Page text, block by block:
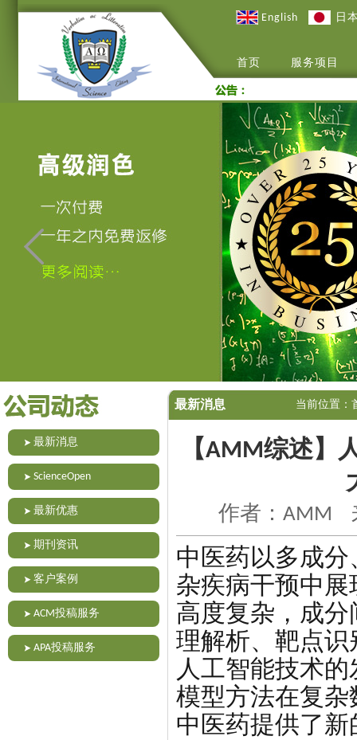
English 日
首页 服务项目
最新消息
ScienceOpen
最新优惠
期刊资讯
客户案例
ACM投稿服务
APA投稿服务
最新消息 当前位置：
【AMM综述】
作者：AMM
中医药以多成
杂疾病干预中
高度复杂，成
理解析、靶点
人工智能技术
模型方法在复
中医药提供了